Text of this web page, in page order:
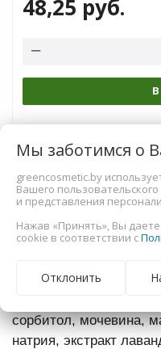
48,25 руб.
Характеристики
Состав: гидролат
лаванды, ниацинамид
алоэ вера, бетаин,
натриевая соль
сорбитол, мочевина,
натрия, экстракт
Мы заботимся о
greencosmetic.by
Вашего
и представления
Нажав «Принять», Вы
cookie в соответствии с
Отклонить